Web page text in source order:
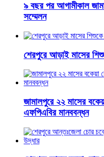
৯ বছর পর আগামীকাল
সম্মেলন
শেরপুরে আড়াই মাসের
জামালপুরে ২২ মাসের
এফপিএবির মানববন্ধন